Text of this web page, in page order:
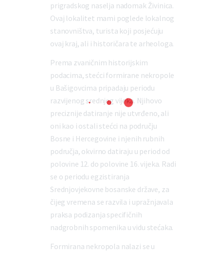
prigradskog naselja nadomak Živinica.
Ovaj lokalitet mami poglede lokalnog
stanovništva, turista koji posjećuju
ovaj kraj, ali i historičara te arheologa.
Prema zvaničnim historijskim
podacima, stećci formirane nekropole
u Bašigovcima pripadaju periodu
razvijenog srednjeg vijeka. Njihovo
preciznije datiranje nije utvrđeno, ali
oni kao i ostali stećci na području
Bosne i Hercegovine i njenih rubnih
područja, okvirno datiraju u period od
polovine 12. do polovine 16. vijeka. Radi
se o periodu egzistiranja
Srednjovjekovne bosanske države, za
čijeg vremena se razvila i upražnjavala
praksa podizanja specifičnih
nadgrobnih spomenika u vidu stećaka.
Formirana nekropola nalazi se u